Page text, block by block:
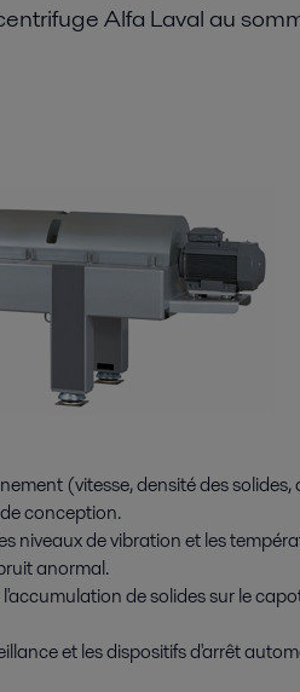
Alfa Laval au
(vitesse, densité des solides,
conception.
niveaux de vibration et les
anormal.
de solides sur le
et les dispositifs d'arrêt